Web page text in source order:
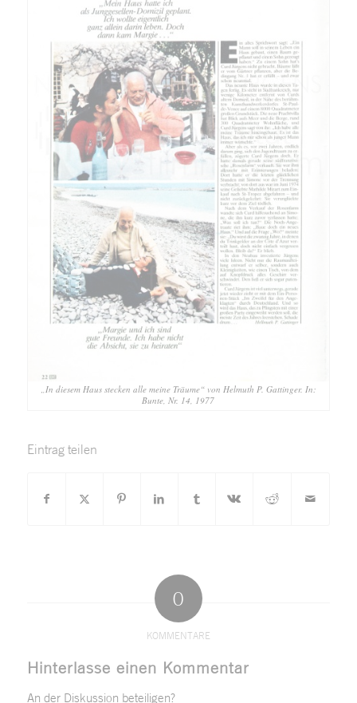
„In diesem Haus stecken alle meine Träume“ von Helmuth P. Gattinger. In:
Bunte, Nr. 14, 1977
Eintrag teilen
0
KOMMENTARE
Hinterlasse einen Kommentar
An der Diskussion beteiligen?